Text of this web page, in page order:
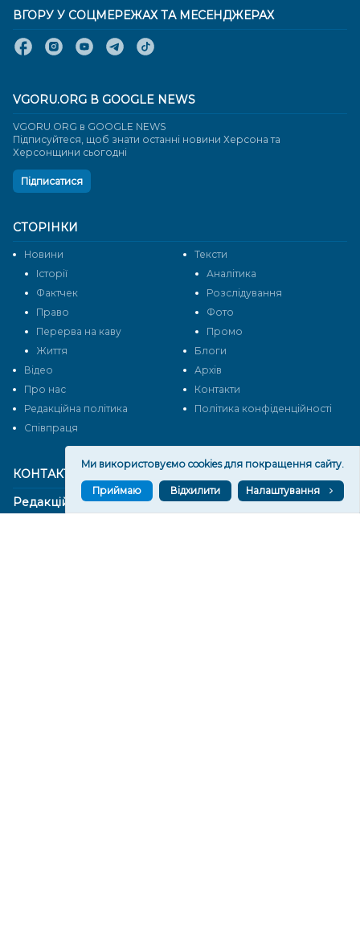
КОНТАКТИ
Редакційний відділ:
СТОРІНКИ
Новини
Тексти
Історії
Аналітика
Фактчек
Розслідування
Право
Фото
Перерва на каву
Промо
Життя
Блоги
Відео
Архів
Про нас
Контакти
Редакційна політика
Політика конфіденційності
Cпівпраця
ВГОРУ У СОЦМЕРЕЖАХ ТА МЕСЕНДЖЕРАХ
VGORU.ORG В GOOGLE NEWS
VGORU.ORG в GOOGLE NEWS
Підписуйтеся, щоб знати останні новини Херсона та
Херсонщини сьогодні
Підписатися
Ми використовуємо cookies для покращення сайту.
Приймаю Відхилити Налаштування